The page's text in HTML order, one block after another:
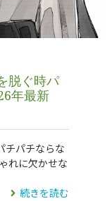
脱ぐ時パ
年最新
チパチならな
れに欠かせな
続きを読む